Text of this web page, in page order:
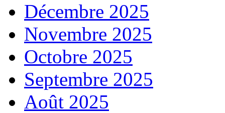
Décembre 2025
Novembre 2025
Octobre 2025
Septembre 2025
Août 2025